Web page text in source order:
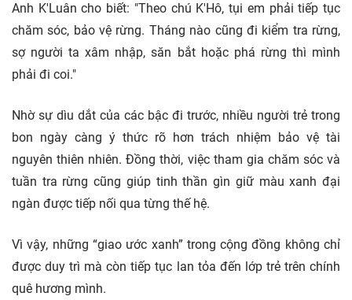
Anh K'Luân cho biết: "Theo chú K'Hô, tụi em phải tiếp tục
chăm sóc, bảo vệ rừng. Tháng nào cũng đi kiểm tra rừng,
sợ người ta xâm nhập, săn bắt hoặc phá rừng thì mình
phải đi coi."
Nhờ sự dìu dắt của các bậc đi trước, nhiều người trẻ trong
bon ngày càng ý thức rõ hơn trách nhiệm bảo vệ tài
nguyên thiên nhiên. Đồng thời, việc tham gia chăm sóc và
tuần tra rừng cũng giúp tinh thần gìn giữ màu xanh đại
ngàn được tiếp nối qua từng thế hệ.
Vì vậy, những “giao ước xanh” trong cộng đồng không chỉ
được duy trì mà còn tiếp tục lan tỏa đến lớp trẻ trên chính
quê hương mình.